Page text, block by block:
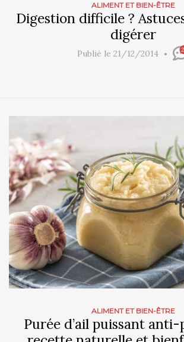
ALIMENT ET BIEN-ÊTRE
Digestion difficile ?
digérer
Publié le 21/12/2014
ALIMENT ET BIEN-ÊTRE
Purée d’ail puissant anti-